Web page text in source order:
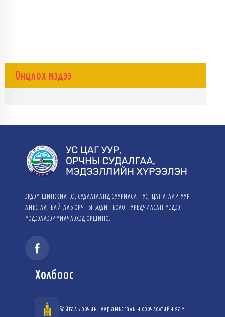
Онцлох мэдээ
ЭРДЭМ ШИНЖИЛГЭЭ, СУДАЛГААНД СУУРИЛСАН УС, ЦАГ АГААР, УУР
АМЬСГАЛ, БАЙГАЛЬ ОРЧНЫ БОДИТ БОЛОН УРЬДЧИЛСАН МЭДЭЭ,
МЭДЭЭЛЛЭЭР ҮЙЛЧЛЭХЭД ОРШИНО.
Холбоос
Байгаль орчин, уур амьсгалын өөрчлөлтийн яам